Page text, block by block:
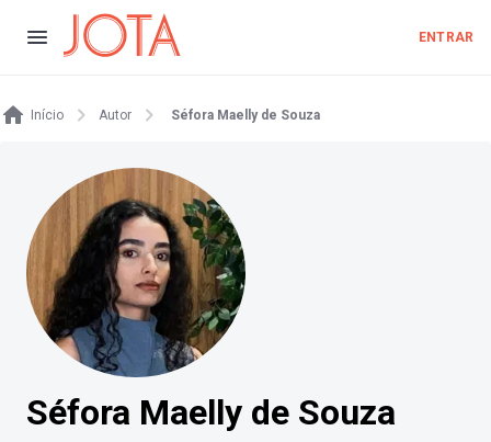
ENTRAR
Início Autor Séfora Maelly de Souza
Séfora Maelly de Souza